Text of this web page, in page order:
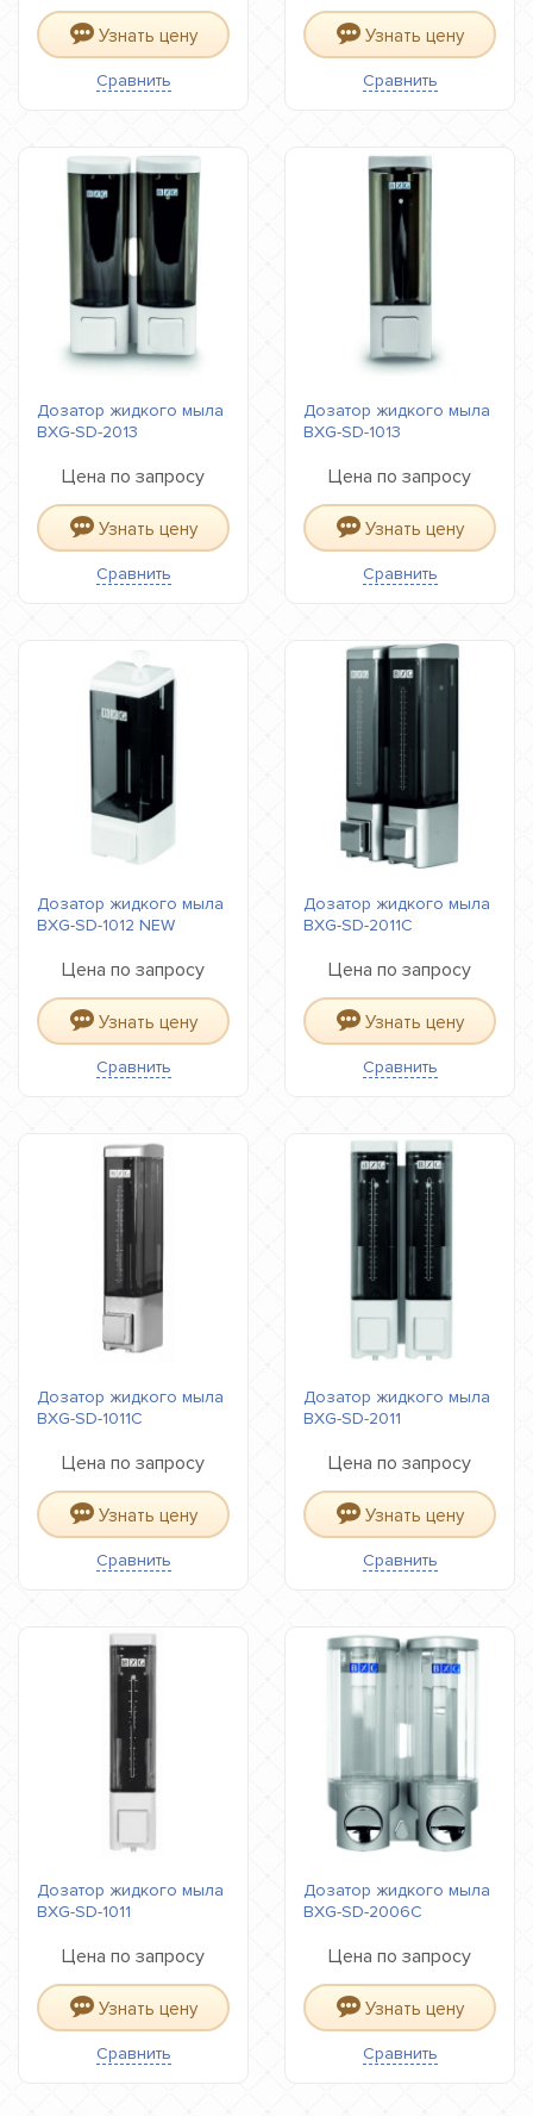
Узнать цену
Сравнить
Узнать цену
Сравнить
Дозатор жидкого мыла
BXG-SD-2013
Цена по запросу
Узнать цену
Сравнить
Дозатор жидкого мыла
BXG-SD-1013
Цена по запросу
Узнать цену
Сравнить
Дозатор жидкого мыла
BXG-SD-1012 NEW
Цена по запросу
Узнать цену
Сравнить
Дозатор жидкого мыла
BXG-SD-2011С
Цена по запросу
Узнать цену
Сравнить
Дозатор жидкого мыла
BXG-SD-1011С
Цена по запросу
Узнать цену
Сравнить
Дозатор жидкого мыла
BXG-SD-2011
Цена по запросу
Узнать цену
Сравнить
Дозатор жидкого мыла
BXG-SD-1011
Цена по запросу
Узнать цену
Сравнить
Дозатор жидкого мыла
BXG-SD-2006С
Цена по запросу
Узнать цену
Сравнить